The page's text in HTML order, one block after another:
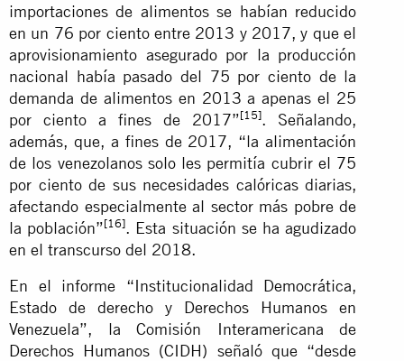
importaciones de alimentos se habían reducido
en un 76 por ciento entre 2013 y 2017, y que el
aprovisionamiento asegurado por la producción
nacional había pasado del 75 por ciento de la
demanda de alimentos en 2013 a apenas el 25
por ciento a fines de 2017”[15]. Señalando,
además, que, a fines de 2017, “la alimentación
de los venezolanos solo les permitía cubrir el 75
por ciento de sus necesidades calóricas diarias,
afectando especialmente al sector más pobre de
la población”[16]. Esta situación se ha agudizado
en el transcurso del 2018.
En el informe “Institucionalidad Democrática,
Estado de derecho y Derechos Humanos en
Venezuela”, la Comisión Interamericana de
Derechos Humanos (CIDH) señaló que “desde